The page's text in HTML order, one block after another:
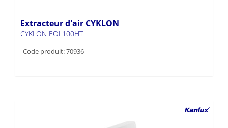
Extracteur d'air CYKLON
CYKLON EOL100HT
Code produit: 70936